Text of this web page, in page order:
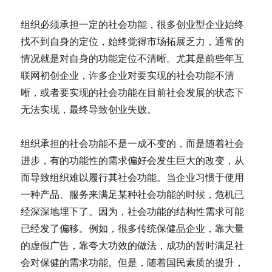
组织必须承担一定的社会功能，很多创业型企业始终
找不到自身的定位，始终觉得市场拓展乏力，通常的
情况就是对自身的功能定位不清晰。尤其是前些年互
联网初创企业，许多企业对要实现的社会功能不清
晰，或者要实现的社会功能在目前社会发展的状态下
无法实现，最终导致创业失败。
组织承担的社会功能不是一成不变的，而是随着社会
进步，有的功能性的需求偏好会发生巨大的改变，从
而导致组织难以履行其社会功能。当企业习惯于使用
一种产品、服务来满足某种社会功能的时候，危机已
经深深地埋下了。因为，社会功能的结构性需求可能
已经发了偏移。例如，很多传统保健品企业，靠大量
的虚假广告，靠夸大功效的做法，成功的暂时满足社
会对保健的需求功能。但是，随着国民素质的提升，